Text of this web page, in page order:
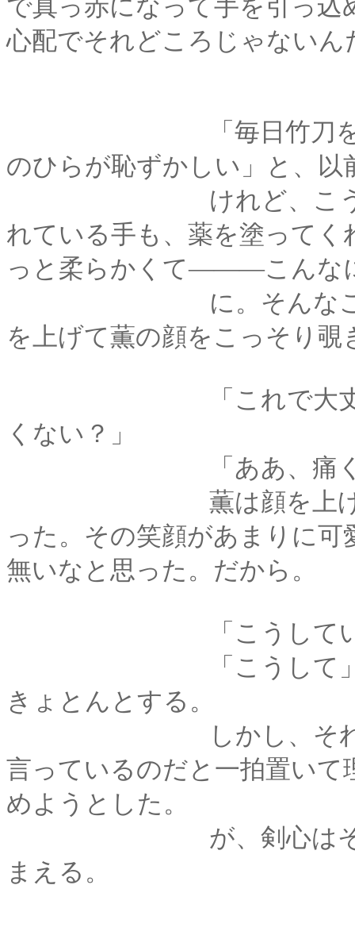
で真っ赤になって手を引っ
心配でそれどころじゃないん
「毎日竹刀を握って
のひらが恥ずかしい」と、
けれど、こうして火
れている手も、薬を塗って
っと柔らかくて―――こんな
に。そんなことを思
を上げて薫の顔をこっそり覗
「これで大丈夫だと
くない？」
「ああ、痛くな
薫は顔を上げて、「
った。その笑顔があまりに
無いなと思った。だから。
「こうしていると
「こうして」の意味
きょとんとする。
しかし、それが手当
言っているのだと一拍置い
めようとした。
が、剣心はその手を
まえる。